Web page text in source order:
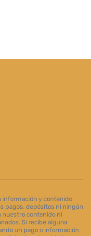
información y contenido
pagos, depósitos ni ningún
nuestro contenido ni
Si recibe alguna
un pago o información